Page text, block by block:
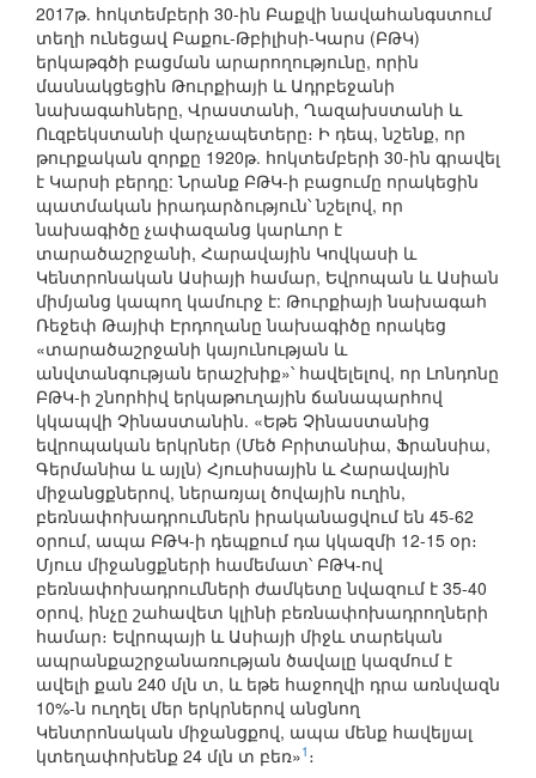
2017թ. հոկտեմբերի 30-ին Բաքվի նավահանգստում
տեղի ունեցավ Բաքու-Թբիլիսի-Կարս (ԲԹԿ)
երկաթգծի բացման արարողությունը, որին
մասնակցեցին Թուրքիայի և Ադրբեջանի
նախագահները, Վրաստանի, Ղազախստանի և
Ուզբեկստանի վարչապետերը։ Ի դեպ, նշենք, որ
թուրքական զորքը 1920թ. հոկտեմբերի 30-ին գրավել
է Կարսի բերդը: Նրանք ԲԹԿ-ի բացումը որակեցին
պատմական իրադարձություն՝ նշելով, որ
նախագիծը չափազանց կարևոր է
տարածաշրջանի, Հարավային Կովկասի և
Կենտրոնական Ասիայի համար, Եվրոպան և Ասիան
միմյանց կապող կամուրջ է: Թուրքիայի նախագահ
Ռեջեփ Թայիփ Էրդողանը նախագիծը որակեց
«տարածաշրջանի կայունության և
անվտանգության երաշխիք»՝ հավելելով, որ Լոնդոնը
ԲԹԿ-ի շնորհիվ երկաթուղային ճանապարհով
կկապվի Չինաստանին. «Եթե Չինաստանից
եվրոպական երկրներ (Մեծ Բրիտանիա, Ֆրանսիա,
Գերմանիա և այլն) Հյուսիսային և Հարավային
միջանցքներով, ներառյալ ծովային ուղին,
բեռնափոխադրումներն իրականացվում են 45-62
օրում, ապա ԲԹԿ-ի դեպքում դա կկազմի 12-15 օր։
Մյուս միջանցքների համեմատ՝ ԲԹԿ-ով
բեռնափոխադրումների ժամկետը նվազում է 35-40
օրով, ինչը շահավետ կլինի բեռնափոխադրողների
համար։ Եվրոպայի և Ասիայի միջև տարեկան
ապրանքաշրջանառության ծավալը կազմում է
ավելի քան 240 մլն տ, և եթե հաջողվի դրա առնվազն
10%-ն ուղղել մեր երկրներով անցնող
Կենտրոնական միջանցքով, ապա մենք հավելյալ
կտեղափոխենք 24 մլն տ բեռ»1 ։